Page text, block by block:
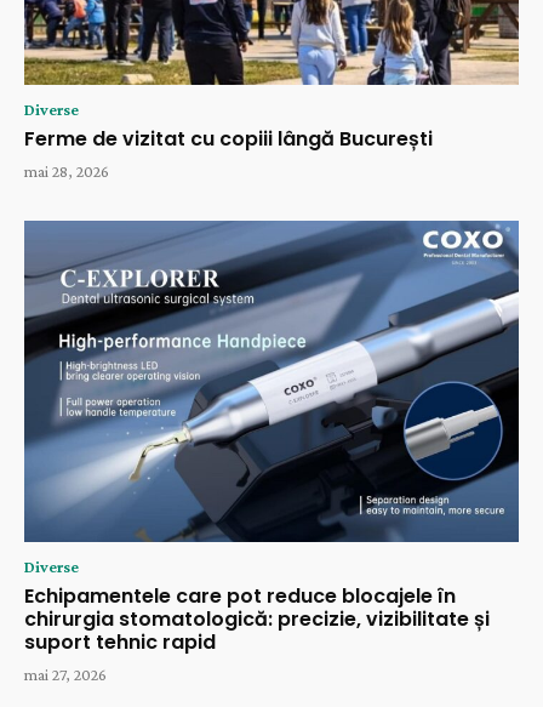
Diverse
Ferme de vizitat cu copiii lângă București
mai 28, 2026
Diverse
Echipamentele care pot reduce blocajele în
chirurgia stomatologică: precizie, vizibilitate și
suport tehnic rapid
mai 27, 2026